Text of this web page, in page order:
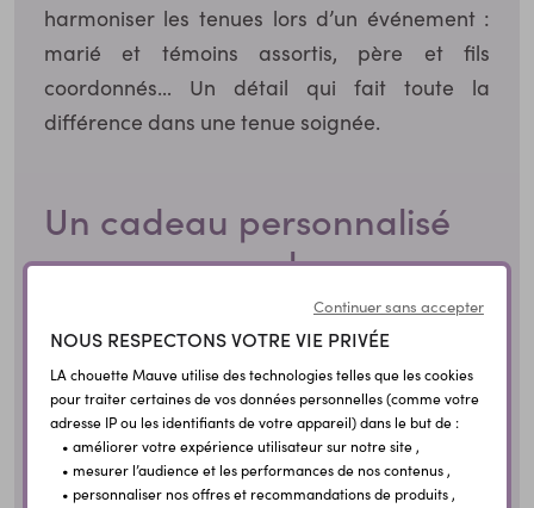
harmoniser les tenues lors d’un événement :
marié et témoins assortis, père et fils
coordonnés… Un détail qui fait toute la
différence dans une tenue soignée.
Un cadeau personnalisé
pour marquer les
moments importants
Offrir une paire de
boutons de manchette
personnalisés, c’est bien plus qu’un simple
présent : c’est une attention qui a du sens. À
l’occasion d’unmariage, d’unanniversaire
Continuer sans accepter
NOUS RESPECTONS VOTRE VIE PRIVÉE
LA chouette Mauve utilise des technologies telles que les cookies
pour traiter certaines de vos données personnelles (comme votre
adresse IP ou les identifiants de votre appareil) dans le but de :
• améliorer votre expérience utilisateur sur notre site ,
• mesurer l’audience et les performances de nos contenus ,
• personnaliser nos offres et recommandations de produits ,